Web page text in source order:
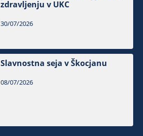
zdravljenju v UKC
30/07/2026
Slavnostna seja v Škocjanu
08/07/2026